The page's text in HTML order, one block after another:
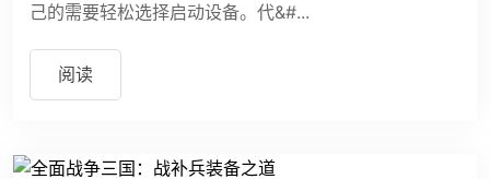
己的需要轻松选择启动设备。代&#...
阅读